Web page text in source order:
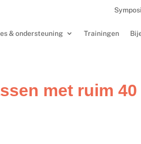
& ondersteuning Trainingen
met ruim 40